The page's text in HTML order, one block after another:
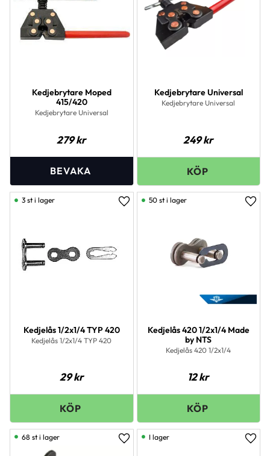
Kedjebrytare Moped
415/420
Kedjebrytare Universal
279kr
Kedjebrytare Universal
Kedjebrytare Universal
249kr
Kedjelås 1/2x1/4 TYP 420
Kedjelås 1/2x1/4 TYP 420
29kr
Lägg till i favoriter
3 st i lager
Kedjelås 420 1/2x1/4 Made
by NTS
Kedjelås 420 1/2x1/4
12kr
50 st i lager
Lägg till i favoriter
68 st i lager I lager